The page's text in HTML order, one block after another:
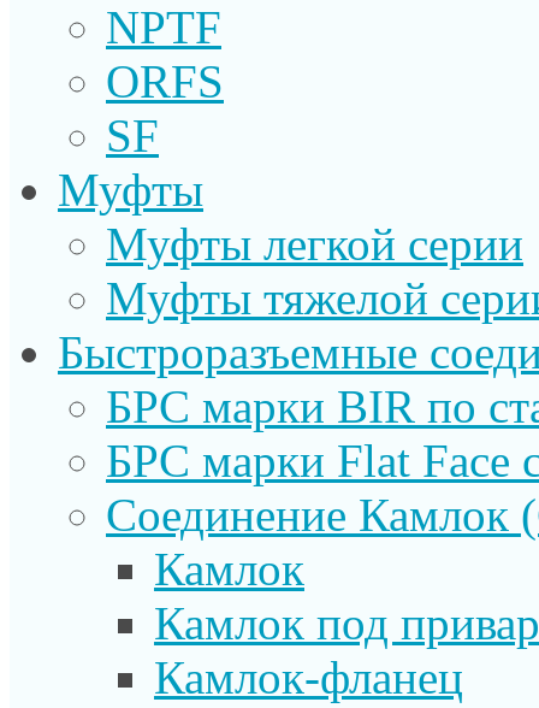
NPTF
ORFS
SF
Муфты
Муфты легкой серии
Муфты тяжелой
Быстроразъемные
БРС марки BIR по
БРС марки Flat Face
Соединение Камлок
Камлок
Камлок под
Камлок-фланец